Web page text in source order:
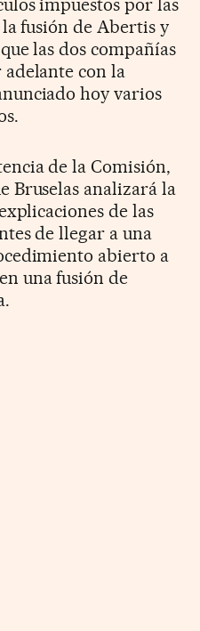
fusión de Abertis y
las dos compañías
con la
hoy varios
de la Comisión,
Bruselas analizará la
de las
de llegar a una
abierto a
una fusión de